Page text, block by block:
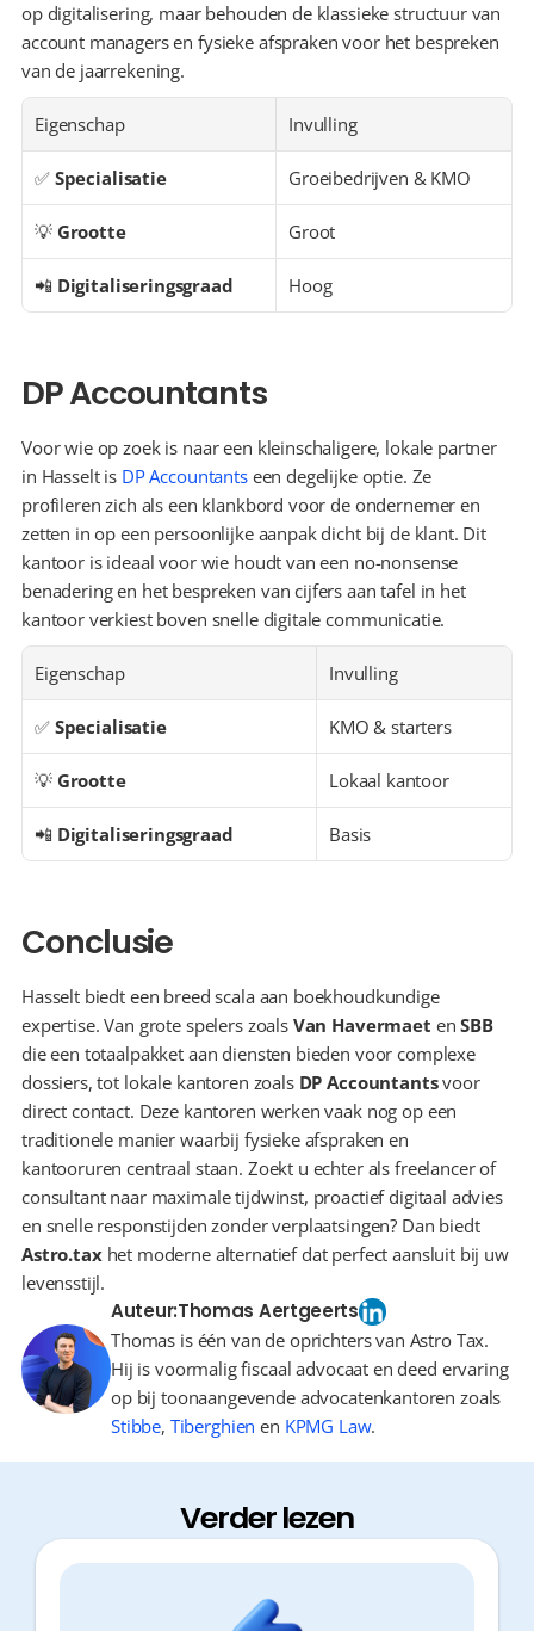
op digitalisering, maar behouden de klassieke structuur van
account managers en fysieke afspraken voor het bespreken
van de jaarrekening.
Eigenschap Invulling
✅ Specialisatie Groeibedrijven & KMO
💡 Grootte Groot
📲 Digitaliseringsgraad Hoog
DP Accountants
Voor wie op zoek is naar een kleinschaligere, lokale partner
in Hasselt is DP Accountants een degelijke optie. Ze
profileren zich als een klankbord voor de ondernemer en
zetten in op een persoonlijke aanpak dicht bij de klant. Dit
kantoor is ideaal voor wie houdt van een no-nonsense
benadering en het bespreken van cijfers aan tafel in het
kantoor verkiest boven snelle digitale communicatie.
Eigenschap Invulling
✅ Specialisatie KMO & starters
💡 Grootte Lokaal kantoor
📲 Digitaliseringsgraad Basis
Conclusie
Hasselt biedt een breed scala aan boekhoudkundige
expertise. Van grote spelers zoals Van Havermaet en SBB
die een totaalpakket aan diensten bieden voor complexe
dossiers, tot lokale kantoren zoals DP Accountants voor
direct contact. Deze kantoren werken vaak nog op een
traditionele manier waarbij fysieke afspraken en
kantooruren centraal staan. Zoekt u echter als freelancer of
consultant naar maximale tijdwinst, proactief digitaal advies
en snelle responstijden zonder verplaatsingen? Dan biedt
Astro.tax het moderne alternatief dat perfect aansluit bij uw
levensstijl.
Auteur:Thomas Aertgeerts
Thomas is één van de oprichters van Astro Tax.
Hij is voormalig fiscaal advocaat en deed ervaring
op bij toonaangevende advocatenkantoren zoals
Stibbe, Tiberghien en KPMG Law.
Verder lezen